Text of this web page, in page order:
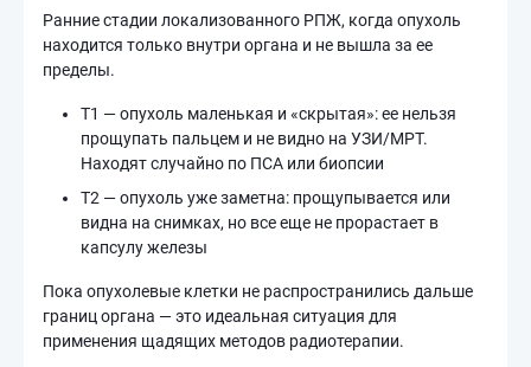
Ранние стадии локализованного РПЖ, когда опухоль
находится только внутри органа и не вышла за ее
пределы.
T1 — опухоль маленькая и «скрытая»: ее нельзя
прощупать пальцем и не видно на УЗИ/МРТ.
Находят случайно по ПСА или биопсии
T2 — опухоль уже заметна: прощупывается или
видна на снимках, но все еще не прорастает в
капсулу железы
Пока опухолевые клетки не распространились дальше
границ органа — это идеальная ситуация для
применения щадящих методов радиотерапии.